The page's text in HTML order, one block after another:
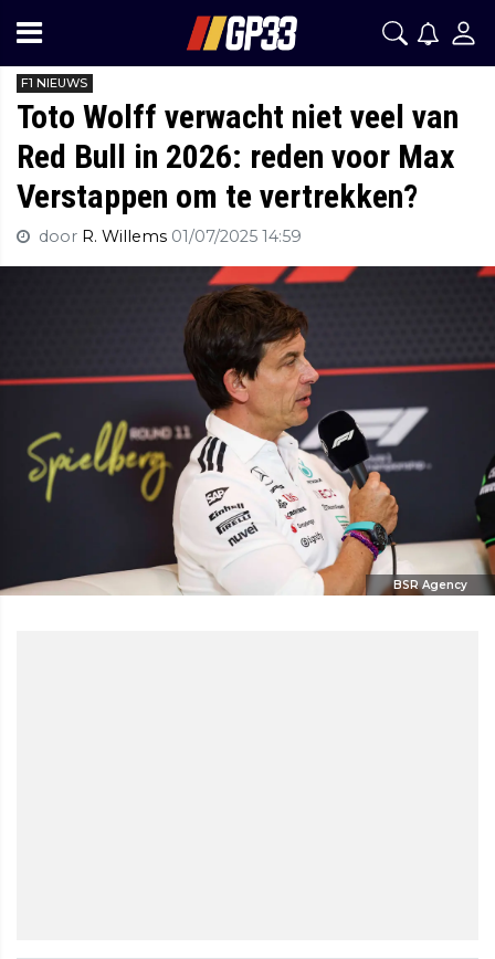
F1 NIEUWS
Toto Wolff verwacht niet veel van
Red Bull in 2026: reden voor Max
Verstappen om te vertrekken?
door R. Willems 01/07/2025 14:59
BSR Agency